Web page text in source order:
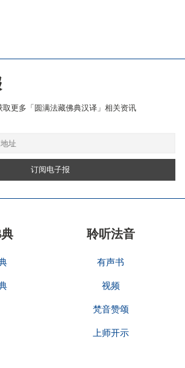
更多「圆满法藏佛典汉译」相关资讯
聆听法音
有声书
视频
梵音赞颂
上师开示